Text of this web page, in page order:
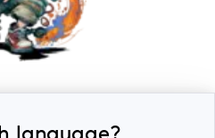
Все права защищены.